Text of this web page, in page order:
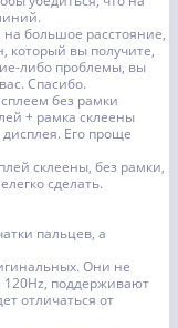
на большое расстояние,
который вы получите,
либо проблемы, вы
Спасибо.
без рамки
+ рамка склеены
Его проще
склеены, без рамки,
сделать.
пальцев, а
Они не
поддерживают
отличаться от